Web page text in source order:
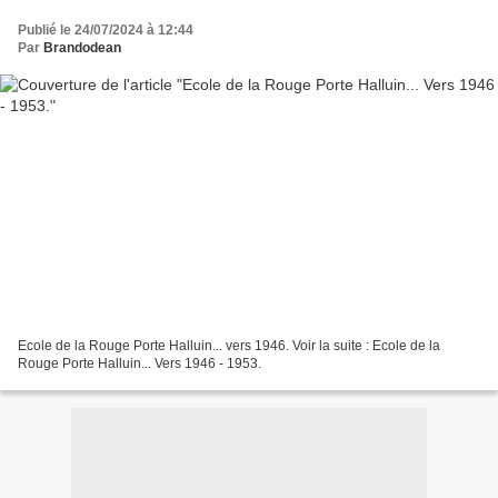
Publié le 24/07/2024 à 12:44
Par Brandodean
Ecole de la Rouge Porte Halluin... vers 1946. Voir la suite : Ecole de la
Rouge Porte Halluin... Vers 1946 - 1953.